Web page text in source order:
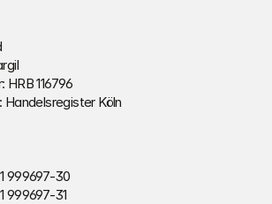
116796
Köln
999697-30
999697-31